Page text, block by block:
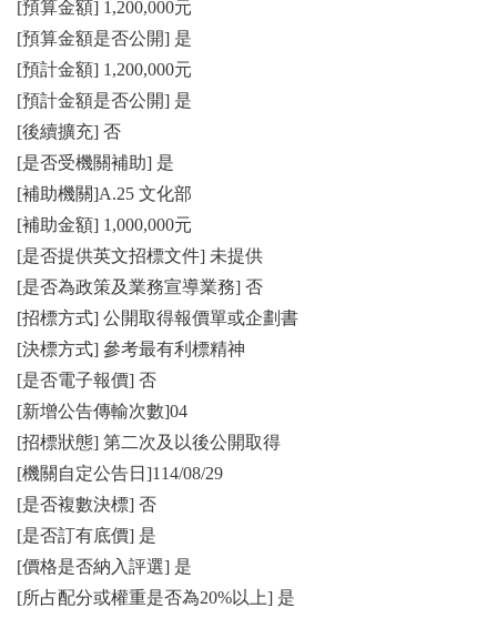
[預算金額] 1,200,000元
[預算金額是否公開] 是
[預計金額] 1,200,000元
[預計金額是否公開] 是
[後續擴充] 否
[是否受機關補助] 是
[補助機關]A.25 文化部
[補助金額] 1,000,000元
[是否提供英文招標文件] 未提供
[是否為政策及業務宣導業務] 否
[招標方式] 公開取得報價單或企劃書
[決標方式] 參考最有利標精神
[是否電子報價] 否
[新增公告傳輸次數]04
[招標狀態] 第二次及以後公開取得
[機關自定公告日]114/08/29
[是否複數決標] 否
[是否訂有底價] 是
[價格是否納入評選] 是
[所占配分或權重是否為20%以上] 是